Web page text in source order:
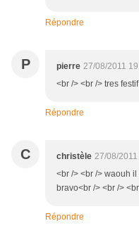
Répondre
P pierre 27/08/2011
<br /> <br /> tres
Répondre
C christèle 27/08/
<br /> <br /> waouh il
bravo<br /> <br />
Répondre